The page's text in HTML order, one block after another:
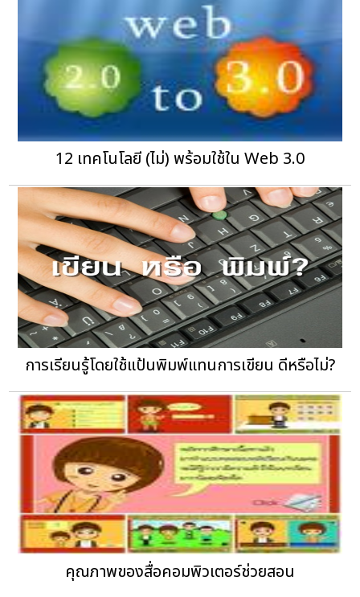
12 เทคโนโลยี (ไม่) พร้อมใช้ใน Web 3.0
การเรียนรู้โดยใช้แป้นพิมพ์แทนการเขียน ดีหรือไม่?
คุณภาพของสื่อคอมพิวเตอร์ช่วยสอน